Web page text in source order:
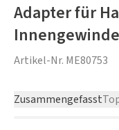
Adapter für
Innengewinde
Artikel-Nr. ME80753
Zusammengefasst